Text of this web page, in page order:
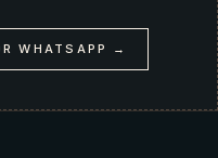
WHATSAPP →